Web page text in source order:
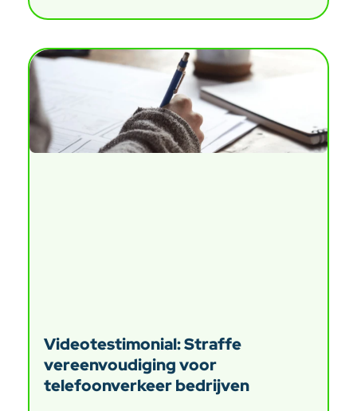
Videotestimonial: Straffe
vereenvoudiging voor
telefoonverkeer bedrijven